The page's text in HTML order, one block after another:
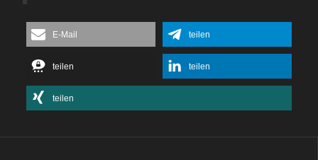
E-Mail teilen
teilen teilen
teilen